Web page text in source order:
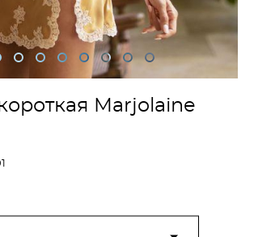
Marjolaine